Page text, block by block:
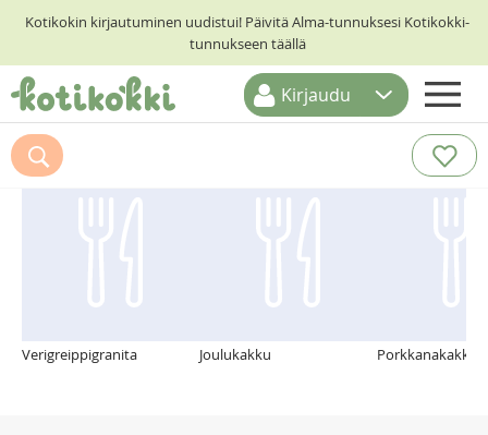
Kotikokin kirjautuminen uudistui! Päivitä Alma-tunnuksesi Kotikokki-
tunnukseen täällä
ETUSIVU
RESEPTIHAKU
Kirjaudu
Suosittelemme myös
Verigreippigranita Joulukakku Porkkanakakku